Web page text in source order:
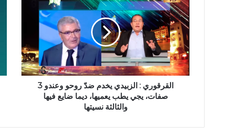
القرقوري : الزبيدي يخدم ضدّ روحو وعندو 3
صفات، يجي يطب يعميها، ديما ضايع فيها
والثالثة نسيتها